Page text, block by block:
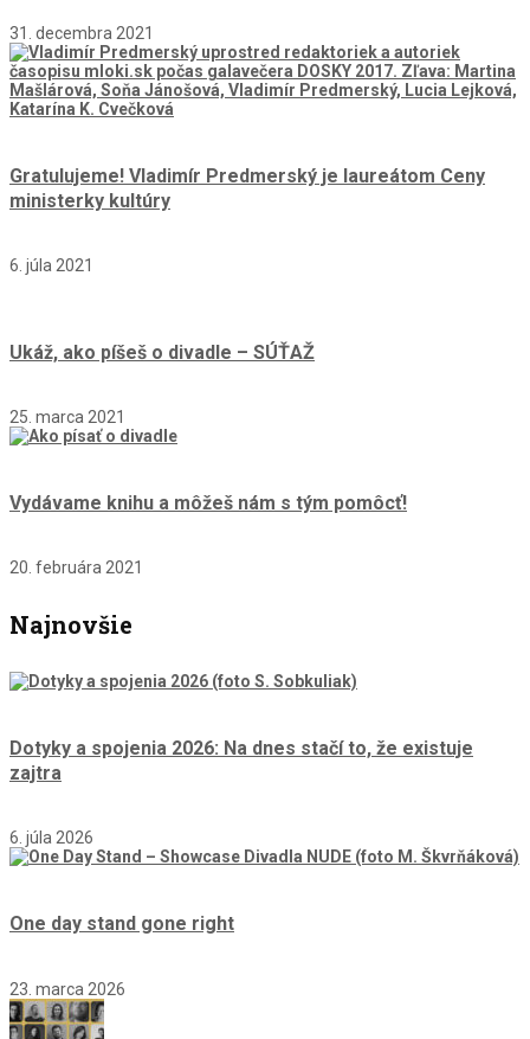
31. decembra 2021
Gratulujeme! Vladimír Predmerský je laureátom Ceny
ministerky kultúry
6. júla 2021
Ukáž, ako píšeš o divadle – SÚŤAŽ
25. marca 2021
Vydávame knihu a môžeš nám s tým pomôcť!
20. februára 2021
Najnovšie
Dotyky a spojenia 2026: Na dnes stačí to, že existuje
zajtra
6. júla 2026
One day stand gone right
23. marca 2026